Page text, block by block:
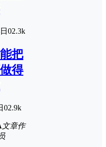
02.3k
把
得
02.9k
文章作